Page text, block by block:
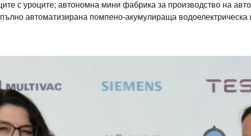
с уроците; автономна мини фабрика за производство на
автоматизирана помпено-акумулираща водоелектрическа